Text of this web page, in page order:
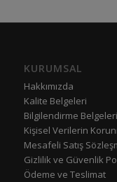
KURUMSAL
Hakkımızda
Kalite Belgeleri
Bilgilendirme Belgeleri
Kişisel Verilerin
Mesafeli Satış
Gizlilik ve Güvenlik
Ödeme ve Teslimat